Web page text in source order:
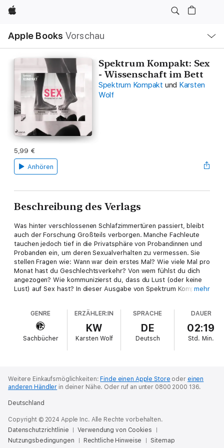
Apple
Apple Books Vorschau
Navigation
Menü
öffnen
Spektrum Kompakt: Sex
- Wissenschaft im Bett
Spektrum Kompakt und Karsten
Wolf
5,99 €
Anhören
Beschreibung des Verlags
Was hinter verschlossenen Schlafzimmertüren passiert, bleibt
auch der Forschung Großteils verborgen. Manche Fachleute
tauchen jedoch tief in die Privatsphäre von Probandinnen und
Probanden ein, um deren Sexualverhalten zu vermessen. Sie
stellen Fragen wie: Wann war dein erstes Mal? Wie viele Mal pro
Monat hast du Geschlechtsverkehr? Von wem fühlst du dich
angezogen? Wie kommunizierst du, dass du Lust (oder keine
Lust) auf Sex hast? In dieser Ausgabe von Spektrum Kompakt
konnten.-
mehr
GENRE
Sachbücher
ERZÄHLER:IN
KW
Karsten Wolf
SPRACHE
DE
Deutsch
DAUER
02:19
Std. Min.
Weitere Einkaufsmöglichkeiten:Finde einen Apple Store oder einen
anderen Händler in deiner Nähe. Oder ruf an unter 0800 2000 136.
Deutschland
Copyright © 2024 Apple Inc. Alle Rechte vorbehalten.
Datenschutzrichtlinie
Verwendung von Cookies
Nutzungsbedingungen
Rechtliche Hinweise Sitemap